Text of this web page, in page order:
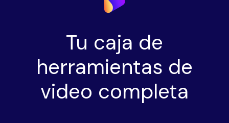
Tu caja de
herramientas de
video completa